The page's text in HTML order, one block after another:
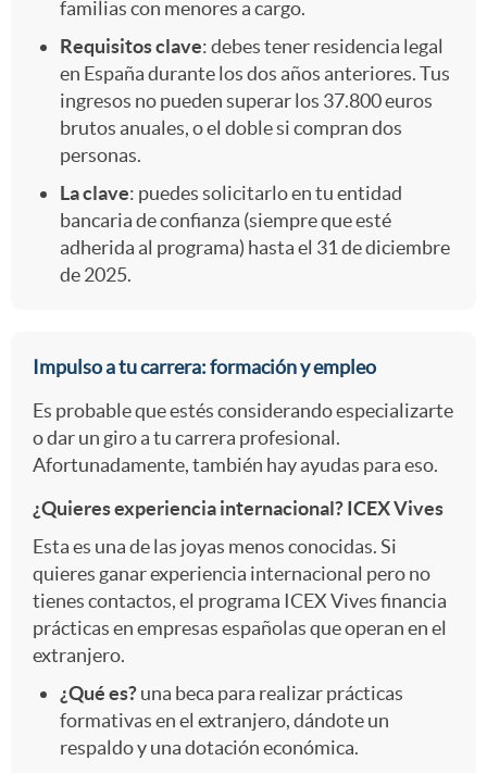
familias con menores a cargo.
Requisitos clave: debes tener residencia legal
en España durante los dos años anteriores. Tus
ingresos no pueden superar los 37.800 euros
brutos anuales, o el doble si compran dos
personas.
La clave: puedes solicitarlo en tu entidad
bancaria de confianza (siempre que esté
adherida al programa) hasta el 31 de diciembre
de 2025.
Impulso a tu carrera: formación y empleo
Es probable que estés considerando especializarte
o dar un giro a tu carrera profesional.
Afortunadamente, también hay ayudas para eso.
¿Quieres experiencia internacional? ICEX Vives
Esta es una de las joyas menos conocidas. Si
quieres ganar experiencia internacional pero no
tienes contactos, el programa ICEX Vives financia
prácticas en empresas españolas que operan en el
extranjero.
¿Qué es?una beca para realizar prácticas
formativas en el extranjero, dándote un
respaldo y una dotación económica.